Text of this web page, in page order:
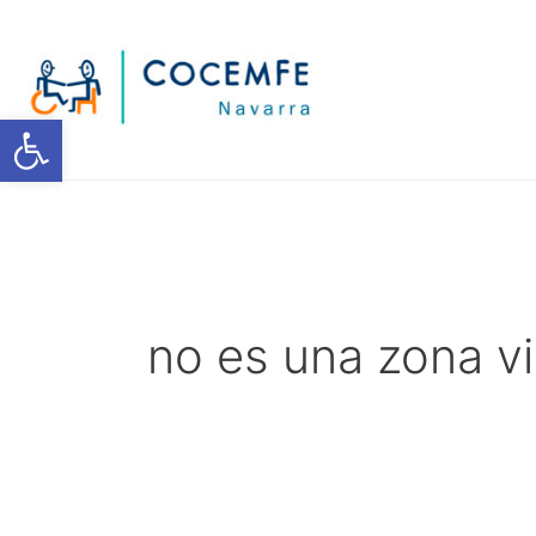
Abrir barra de herramientas
contenido
no es una zona